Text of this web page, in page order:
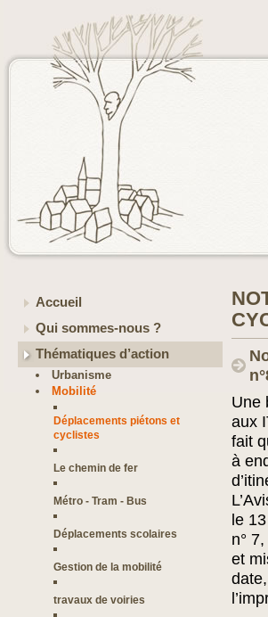
Accueil
Qui sommes-nous ?
Thématiques d’action
Urbanisme
Mobilité
Déplacements piétons et
cyclistes
Le chemin de fer
Métro - Tram - Bus
Déplacements scolaires
Gestion de la mobilité
travaux de voiries
Une
aux
fait
à
le
n°
et